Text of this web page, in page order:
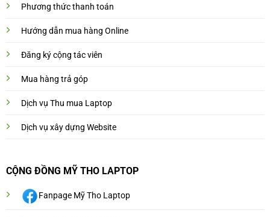
Phương thức thanh toán
Hướng dẫn mua hàng Online
Đăng ký cộng tác viên
Mua hàng trả góp
Dịch vụ Thu mua Laptop
Dịch vụ xây dựng Website
CỘNG ĐỒNG MỸ THO LAPTOP
Fanpage Mỹ Tho Laptop